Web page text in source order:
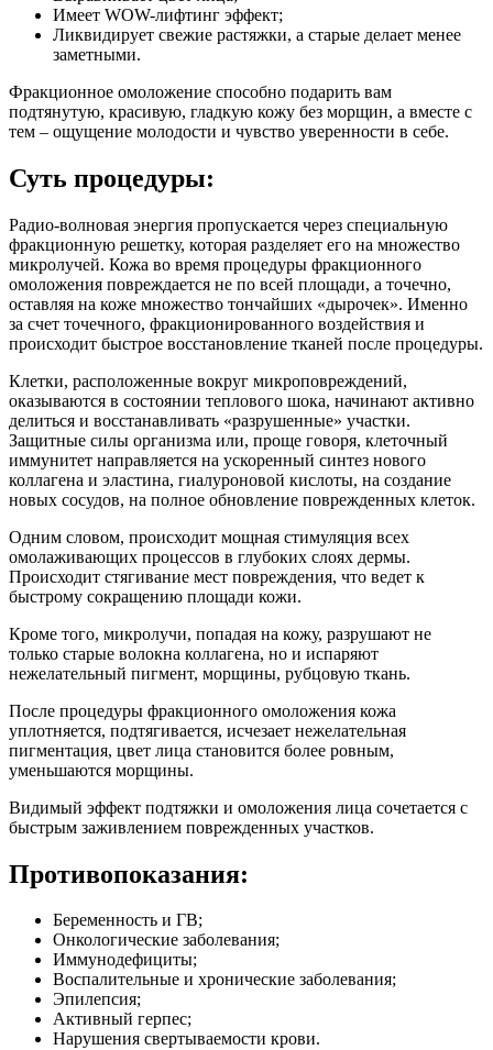
Имеет WOW-лифтинг эффект;
Ликвидирует свежие растяжки, а старые делает менее
заметными.
Фракционное омоложение способно подарить вам
подтянутую, красивую, гладкую кожу без морщин, а вместе с
тем – ощущение молодости и чувство уверенности в себе.
Суть процедуры:
Радио-волновая энергия пропускается через специальную
фракционную решетку, которая разделяет его на множество
микролучей. Кожа во время процедуры фракционного
омоложения повреждается не по всей площади, а точечно,
оставляя на коже множество тончайших «дырочек». Именно
за счет точечного, фракционированного воздействия и
происходит быстрое восстановление тканей после процедуры.
Клетки, расположенные вокруг микроповреждений,
оказываются в состоянии теплового шока, начинают активно
делиться и восстанавливать «разрушенные» участки.
Защитные силы организма или, проще говоря, клеточный
иммунитет направляется на ускоренный синтез нового
коллагена и эластина, гиалуроновой кислоты, на создание
новых сосудов, на полное обновление поврежденных клеток.
Одним словом, происходит мощная стимуляция всех
омолаживающих процессов в глубоких слоях дермы.
Происходит стягивание мест повреждения, что ведет к
быстрому сокращению площади кожи.
Кроме того, микролучи, попадая на кожу, разрушают не
только старые волокна коллагена, но и испаряют
нежелательный пигмент, морщины, рубцовую ткань.
После процедуры фракционного омоложения кожа
уплотняется, подтягивается, исчезает нежелательная
пигментация, цвет лица становится более ровным,
уменьшаются морщины.
Видимый эффект подтяжки и омоложения лица сочетается с
быстрым заживлением поврежденных участков.
Противопоказания:
Беременность и ГВ;
Онкологические заболевания;
Иммунодефициты;
Воспалительные и хронические заболевания;
Эпилепсия;
Активный герпес;
Нарушения свертываемости крови.